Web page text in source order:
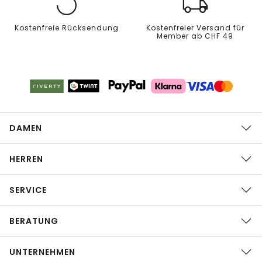
Kostenfreie Rücksendung
Kostenfreier Versand für
Member ab CHF 49
DAMEN
HERREN
SERVICE
BERATUNG
UNTERNEHMEN